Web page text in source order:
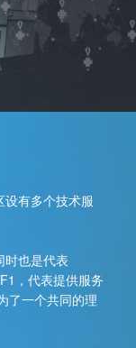
设有多个技术服
时也是代表
，代表提供服务
了一个共同的理